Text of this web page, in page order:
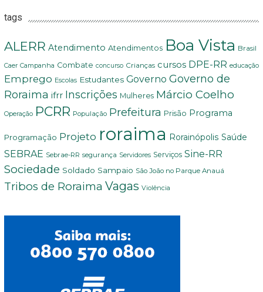
tags
ALERR Atendimento Atendimentos Boa Vista Brasil
Caer Campanha Combate concurso Crianças cursos DPE-RR educação
Emprego Escolas Estudantes Governo Governo de
Roraima ifrr Inscrições Mulheres Márcio Coelho
Operação PCRR População Prefeitura Prisão Programa
Programação Projeto roraima Rorainópolis Saúde
SEBRAE Sebrae-RR segurança Servidores Serviços Sine-RR
Sociedade Soldado Sampaio São João no Parque Anauá
Tribos de Roraima Vagas Violência